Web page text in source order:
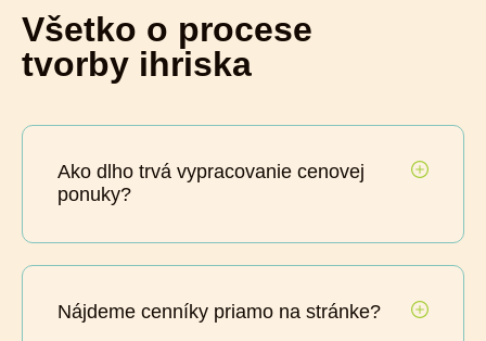
Všetko o procese
tvorby ihriska
Ako dlho trvá vypracovanie cenovej
ponuky?
Nájdeme cenníky priamo na stránke?